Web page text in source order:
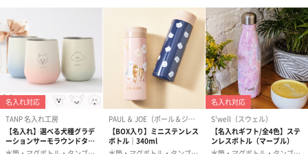
ニングシリーズ「ECLEAR SPORTS」です。
■多機能プロテインシェイカー
4つのパーツに分解可能